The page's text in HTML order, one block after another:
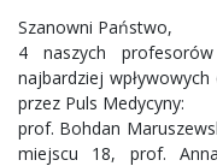
Szanowni Państwo,
4 naszych
najbardziej
przez Puls Medycyny:
prof. Bohdan
miejscu 18, prof.